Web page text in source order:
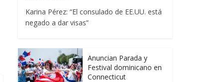
Karina Pérez: “El consulado de EE.UU. está
negado a dar visas”
Anuncian Parada y
Festival dominicano en
Connecticut